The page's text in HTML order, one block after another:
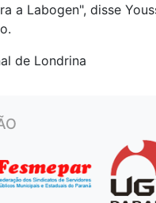
a Labogen", disse
de Londrina